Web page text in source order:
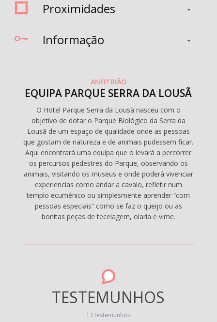
Proximidades
Informação
ANFITRIÃO
EQUIPA PARQUE SERRA DA LOUSÃ
O Hotel Parque Serra da Lousã nasceu com o
objetivo de dotar o Parque Biológico da Serra da
Lousã de um espaço de qualidade onde as pessoas
que gostam de natureza e de animais pudessem ficar.
Aqui encontrará uma equipa que o levará a percorrer
os percursos pedestres do Parque, observando os
animais, visitando os museus e onde poderá vivenciar
experiencias como andar a cavalo, refletir num
templo ecuménico ou simplesmente aprender “com
pessoas especiais” como se faz o queijo ou as
bonitas peças de tecelagem, olaria e vime.
TESTEMUNHOS
13 testemunhos